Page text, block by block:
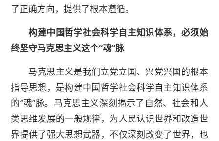
了正确方向，提供了根本遵循。
构建中国哲学社会科学自主知识体系，必须始
终坚守马克思主义这个“魂”脉
马克思主义是我们立党立国、兴党兴国的根本
指导思想，是构建中国哲学社会科学自主知识体系
的“魂”脉。马克思主义深刻揭示了自然、社会和人
类思维发展的一般规律，为人民认识世界和改造世
界提供了强大思想武器，不仅深刻改变了世界，也